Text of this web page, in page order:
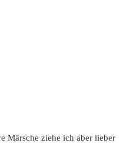
Märsche ziehe ich aber lieber